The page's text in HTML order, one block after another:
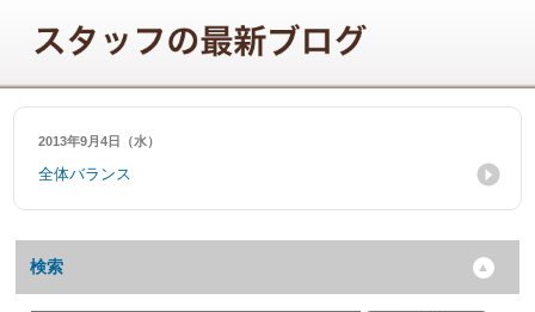
2013年9月4日（水）
全体バランス
検索